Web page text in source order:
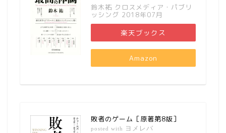
鈴木祐 クロスメディア・パブリ
ッシング 2018年07月
楽天ブックス
Amazon
敗者のゲーム［原著第8版］
posted with ヨメレバ